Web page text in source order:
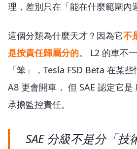
理，差別只在「能在什麼範圍內
這個分類為什麼天才？因為它不
是按責任歸屬分的。 L2 的車不
「笨」，Tesla FSD Beta 在某
A8 更會開車， 但 SAE 認定它是
承擔監控責任。
SAE 分級不是分「技